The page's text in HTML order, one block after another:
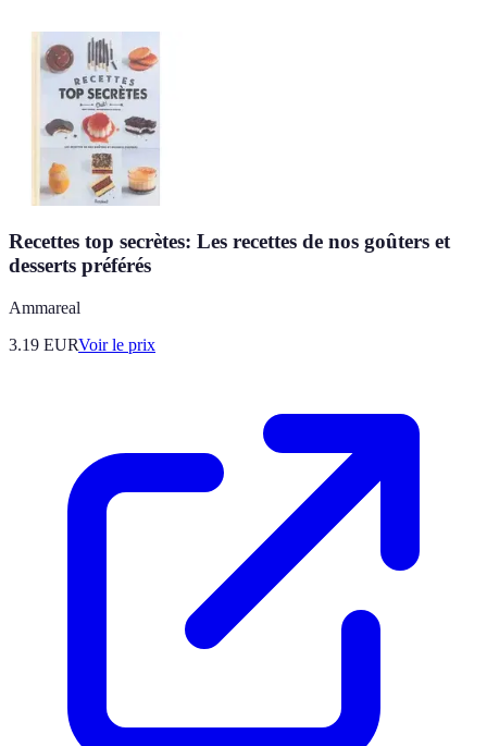
Recettes top secrètes: Les recettes de nos goûters et
desserts préférés
Ammareal
3.19 EURVoir le prix